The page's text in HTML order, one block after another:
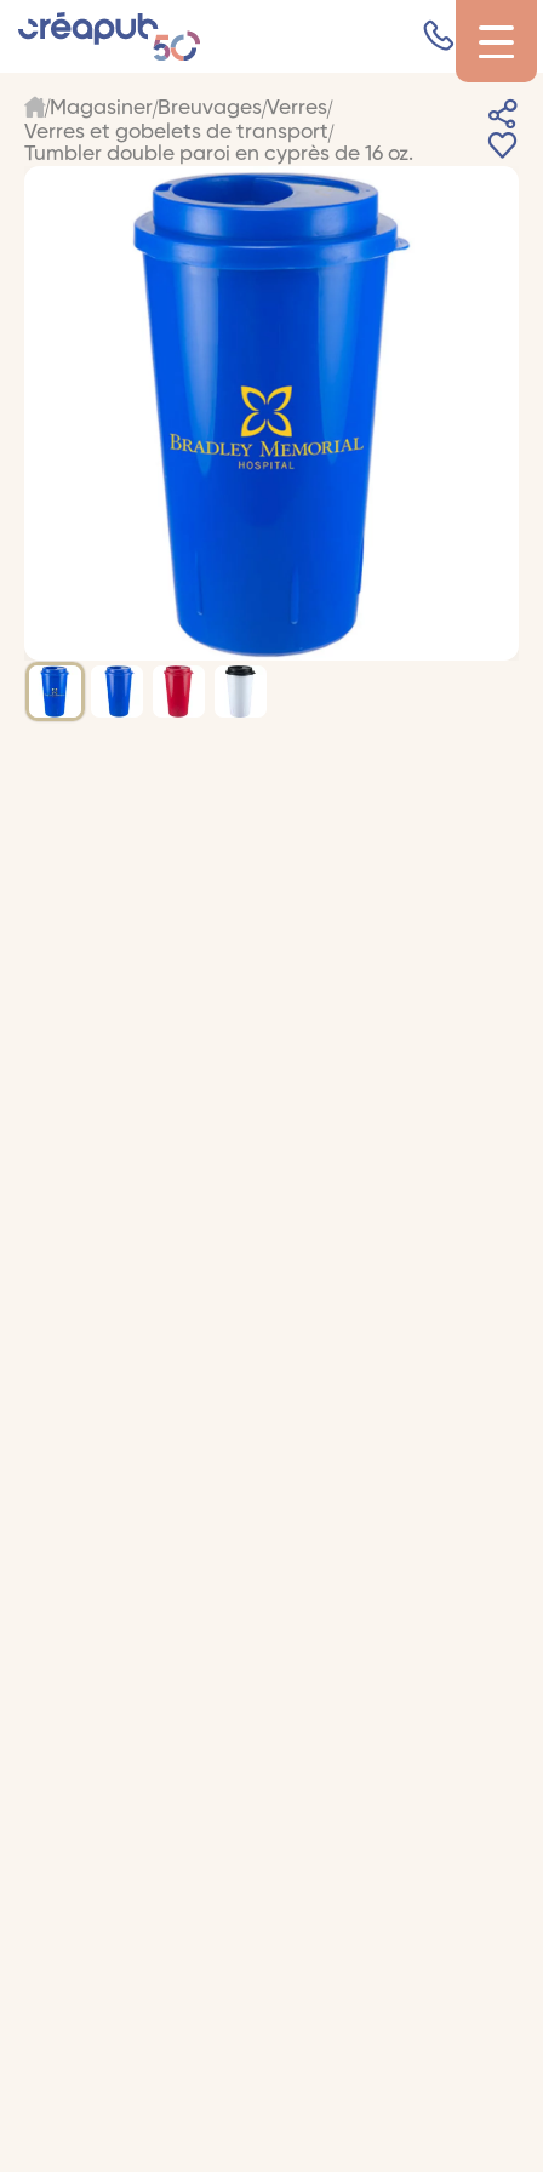
Magasiner Breuvages Verres
Verres et gobelets de transport
Tumbler double paroi en cyprès de 16 oz.